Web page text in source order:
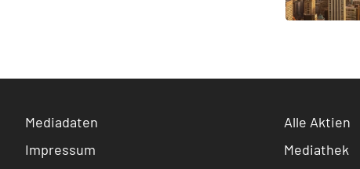
Mediadaten
Impressum
Alle Aktien
Mediathek